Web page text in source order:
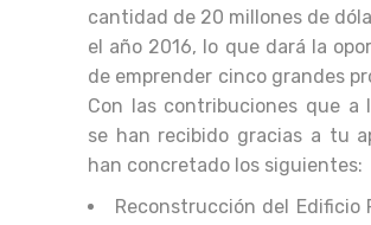
cantidad de 20 millones de
el año 2016, lo que dará la
de emprender cinco grandes
Con las contribuciones que a
se han recibido gracias a tu
han concretado los siguientes:
Reconstrucción del Edificio